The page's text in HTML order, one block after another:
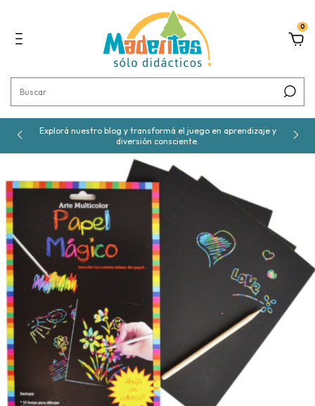
0
Explorá nuestro blog y transformá el juego en aprendizaje y
diversión consciente.